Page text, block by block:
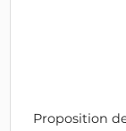
Proposition